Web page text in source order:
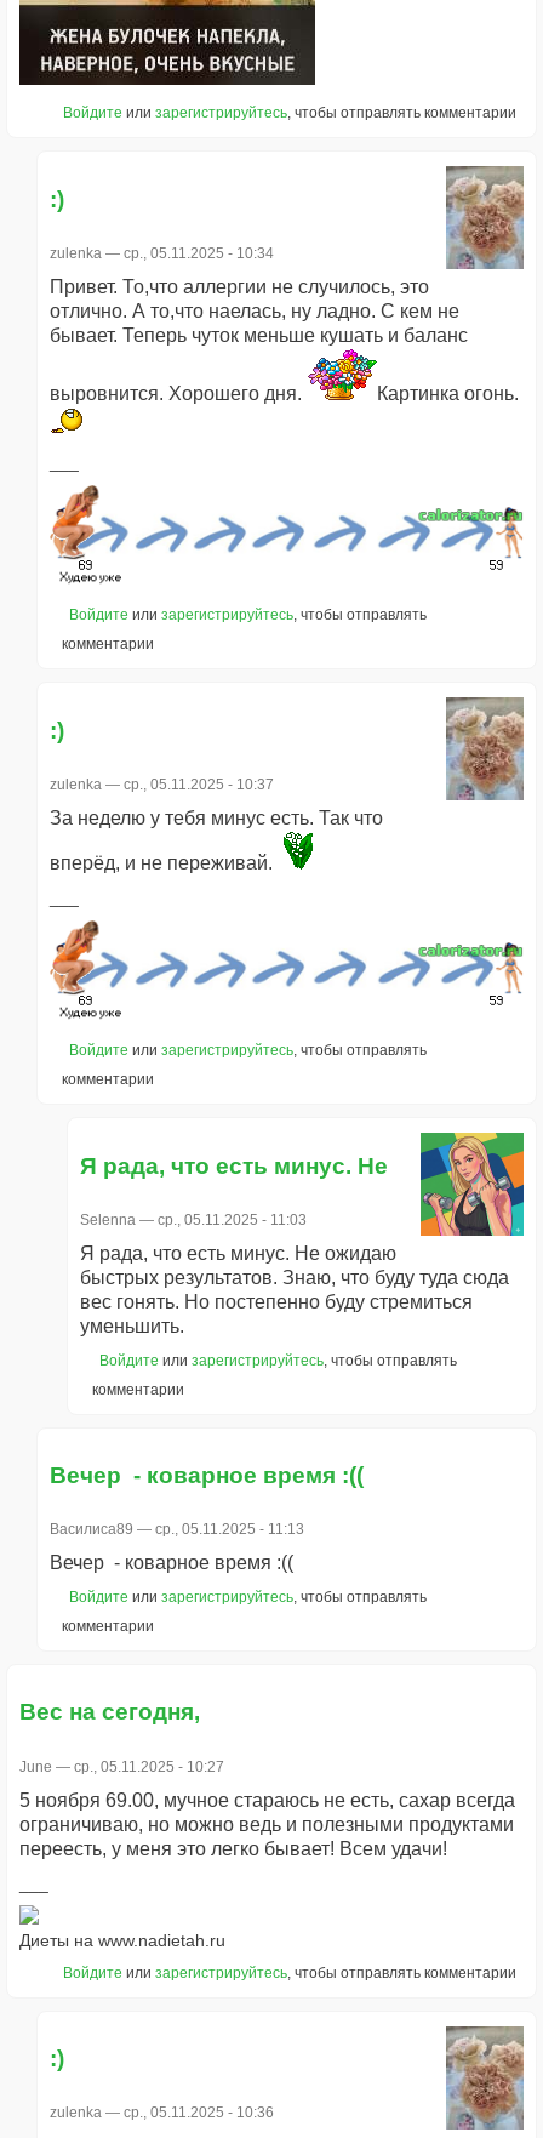
Войдите или зарегистрируйтесь, чтобы отправлять комментарии
:)
zulenka — ср., 05.11.2025 - 10:34
Привет. То,что аллергии не случилось, это
отлично. А то,что наелась, ну ладно. С кем не
бывает. Теперь чуток меньше кушать и баланс
выровнится. Хорошего дня. Картинка огонь.
Войдите или зарегистрируйтесь, чтобы отправлять
комментарии
:)
zulenka — ср., 05.11.2025 - 10:37
За неделю у тебя минус есть. Так что
вперёд, и не переживай.
Войдите или зарегистрируйтесь, чтобы отправлять
комментарии
Я рада, что есть минус. Не
Selenna — ср., 05.11.2025 - 11:03
Я рада, что есть минус. Не ожидаю
быстрых результатов. Знаю, что буду туда сюда
вес гонять. Но постепенно буду стремиться
уменьшить.
Войдите или зарегистрируйтесь, чтобы отправлять
комментарии
Вечер - коварное время :((
Василиса89 — ср., 05.11.2025 - 11:13
Вечер - коварное время :((
Войдите или зарегистрируйтесь, чтобы отправлять
комментарии
Вес на сегодня,
June — ср., 05.11.2025 - 10:27
5 ноября 69.00, мучное стараюсь не есть, сахар всегда
ограничиваю, но можно ведь и полезными продуктами
переесть, у меня это легко бывает! Всем удачи!
Диеты на www.nadietah.ru
Войдите или зарегистрируйтесь , чтобы отправлять комментарии
:)
zulenka — ср., 05.11.2025 - 10:36